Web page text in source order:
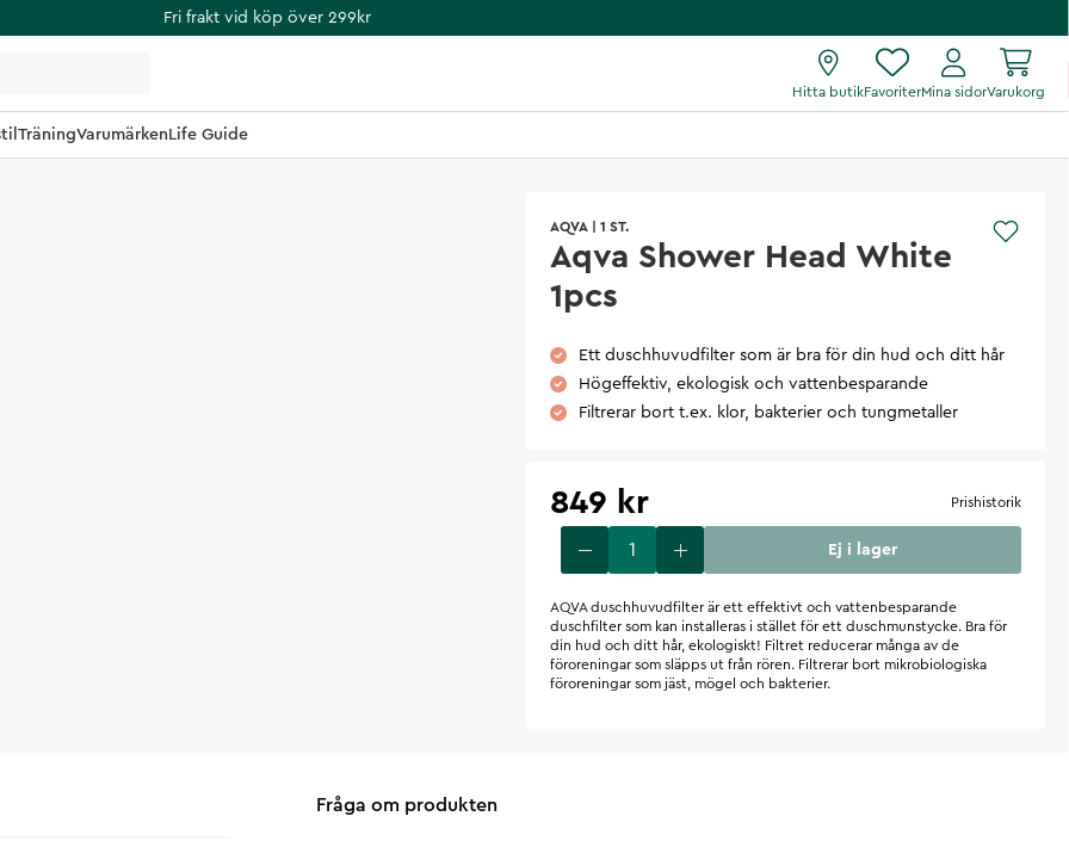
Fri frakt vid köp över 299kr
Hitta butikFavoriterMina sidorVarukorg
TräningVarumärkenLife Guide
AQVA 1 ST.
Aqva Shower Head White
1pcs
Ett duschhuvudfilter som är bra för din hud och ditt hår
Högeffektiv, ekologisk och vattenbesparande
Filtrerar bort t.ex. klor, bakterier och tungmetaller
849 kr Prishistorik
Ej i lager
AQVA duschhuvudfilter är ett effektivt och vattenbesparande
duschfilter som kan installeras i stället för ett duschmunstycke. Bra för
din hud och ditt hår, ekologiskt! Filtret reducerar många av de
föroreningar som släpps ut från rören. Filtrerar bort mikrobiologiska
föroreningar som jäst, mögel och bakterier.
Fråga om produkten